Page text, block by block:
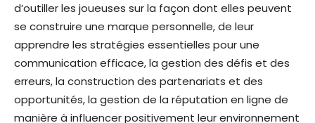
d’outiller les joueuses sur la façon dont elles peuvent
se construire une marque personnelle, de leur
apprendre les stratégies essentielles pour une
communication efficace, la gestion des défis et des
erreurs, la construction des partenariats et des
opportunités, la gestion de la réputation en ligne de
manière à influencer positivement leur environnement